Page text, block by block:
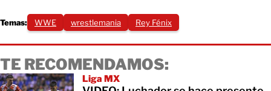
Temas: WWE wrestlemania Rey Fénix
TE RECOMENDAMOS:
Liga MX